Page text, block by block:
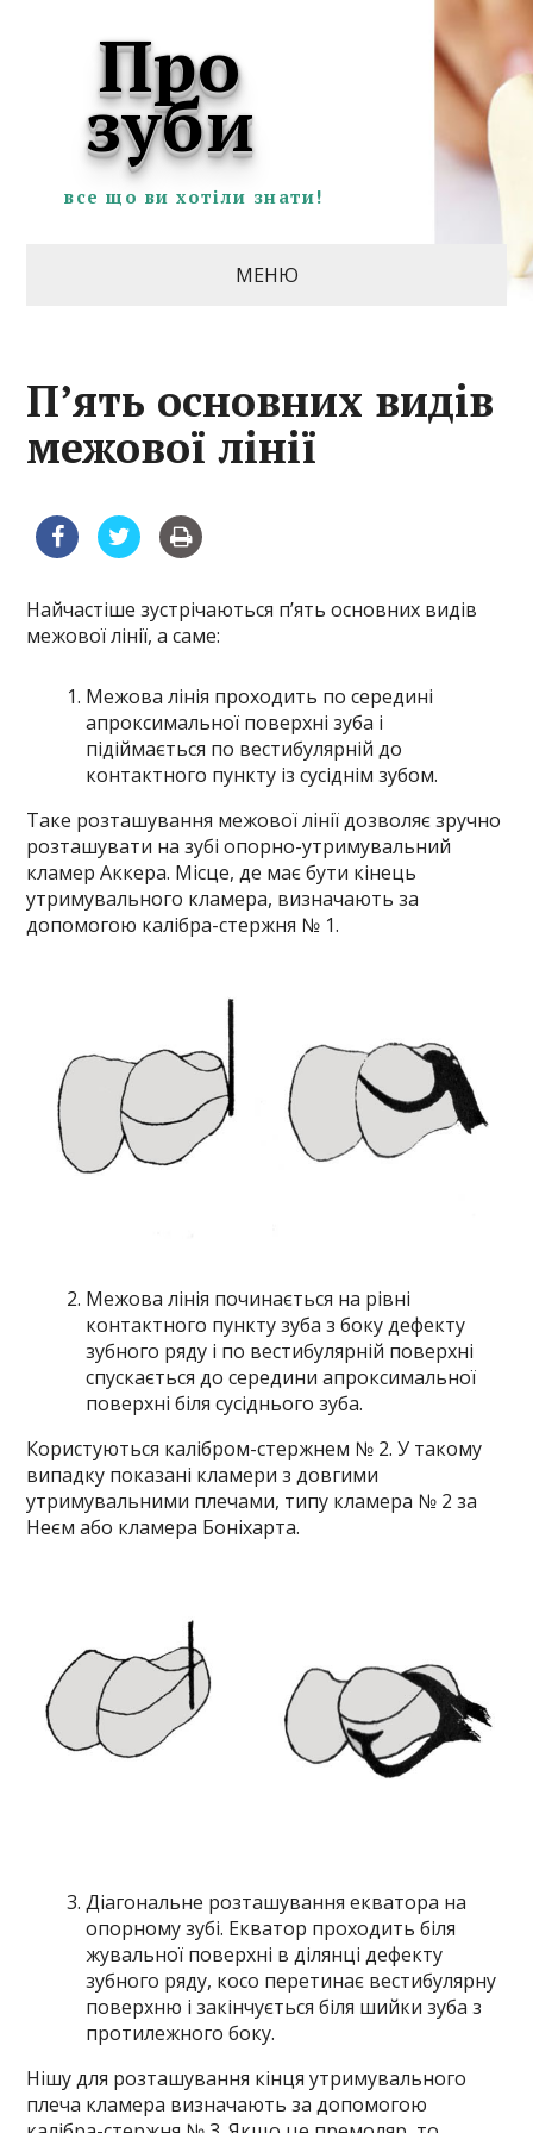
Про
зуби
все що ви хотіли знати!
МЕНЮ
П’ять основних видів
межової лінії
Найчастіше зустрічаються п’ять основних видів
межової лінії, а саме:
Межова лінія проходить по середині
апроксимальної поверхні зуба і
підіймається по вестибулярній до
контактного пункту із сусіднім зубом.
Таке розташування межової лінії дозволяє зручно
розташувати на зубі опорно-утримувальний
кламер Аккера. Місце, де має бути кінець
утримувального кламера, визначають за
допомогою калібра-стержня № 1.
Межова лінія починається на рівні
контактного пункту зуба з боку дефекту
зубного ряду і по вестибулярній поверхні
спускається до середини апроксимальної
поверхні біля сусіднього зуба.
Користуються калібром-стержнем № 2. У такому
випадку показані кламери з довгими
утримувальними плечами, типу кламера № 2 за
Неєм або кламера Боніхарта.
Діагональне розташування екватора на
опорному зубі. Екватор проходить біля
жувальної поверхні в ділянці дефекту
зубного ряду, косо перетинає вестибулярну
поверхню і закінчується біля шийки зуба з
протилежного боку.
Нішу для розташування кінця утримувального
плеча кламера визначають за допомогою